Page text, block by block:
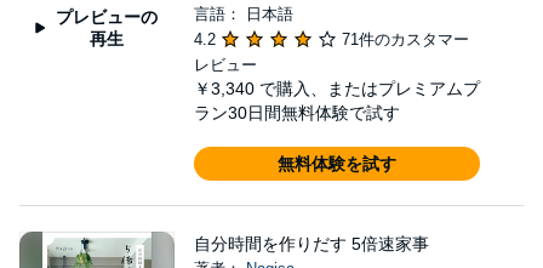
プレビューの
再生
言語： 日本語
4.2
71件のカスタマー
レビュー
￥3,340 で購入、またはプレミアムプ
ラン30日間無料体験で試す
無料体験を試す
自分時間を作りだす 5倍速家事